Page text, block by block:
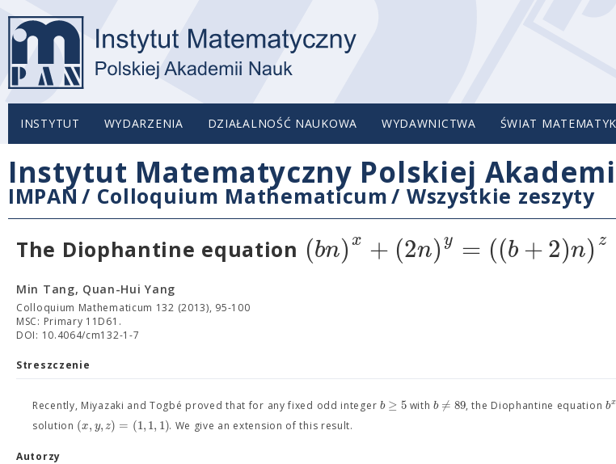
INSTYTUT WYDARZENIA DZIAŁALNOŚĆ NAUKOWA WYDAWNICTWA ŚWIAT
Instytut Matematyczny Polskiej
IMPAN / Colloquium Mathematicum/ Wszystkie zeszyty
The Diophantine equation (bn)x + (2n)y = ((b+2)n) z
Min Tang, Quan-Hui Yang
Colloquium Mathematicum 132 (2013), 95-100
MSC: Primary 11D61.
DOI: 10.4064/cm132-1-7
Streszczenie
Recently, Miyazaki and Togbé proved that for any fixed odd integer b ≥ 5withb /
= 89, the Diophantine equation bx
solution (x,y,z) = (1,1, 1). We give an extension of this result.
Autorzy